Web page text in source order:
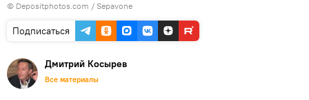
© Depositphotos.com / Sepavone
Подписаться
Дмитрий Косырев
Все материалы